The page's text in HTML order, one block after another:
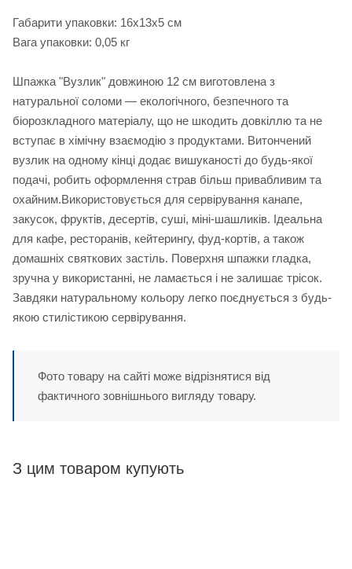
Габарити упаковки: 16х13х5 см
Вага упаковки: 0,05 кг
Шпажка "Вузлик" довжиною 12 см виготовлена з
натуральної соломи — екологічного, безпечного та
біорозкладного матеріалу, що не шкодить довкіллю та не
вступає в хімічну взаємодію з продуктами. Витончений
вузлик на одному кінці додає вишуканості до будь-якої
подачі, робить оформлення страв більш привабливим та
охайним.Використовується для сервірування канапе,
закусок, фруктів, десертів, суші, міні-шашликів. Ідеальна
для кафе, ресторанів, кейтерингу, фуд-кортів, а також
домашніх святкових застіль. Поверхня шпажки гладка,
зручна у використанні, не ламається і не залишає трісок.
Завдяки натуральному кольору легко поєднується з будь-
якою стилістикою сервірування.
Фото товару на сайті може відрізнятися від
фактичного зовнішнього вигляду товару.
З цим товаром купують